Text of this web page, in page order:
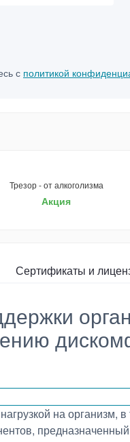
с политикой
Трезор - от алкоголизма
Акция
Сертификаты и
на организм,